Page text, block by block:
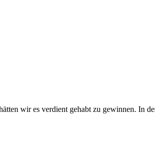
wir es verdient gehabt zu gewinnen. In